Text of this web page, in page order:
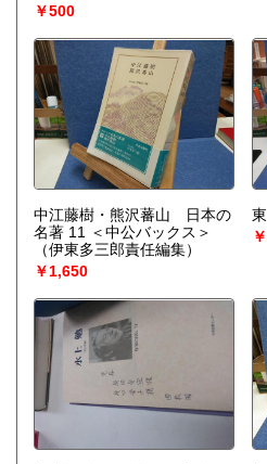
￥500
中江藤樹・熊沢蕃山 日本の
名著 11 ＜中公バックス＞
（伊東多三郎責任編集）
￥1,650